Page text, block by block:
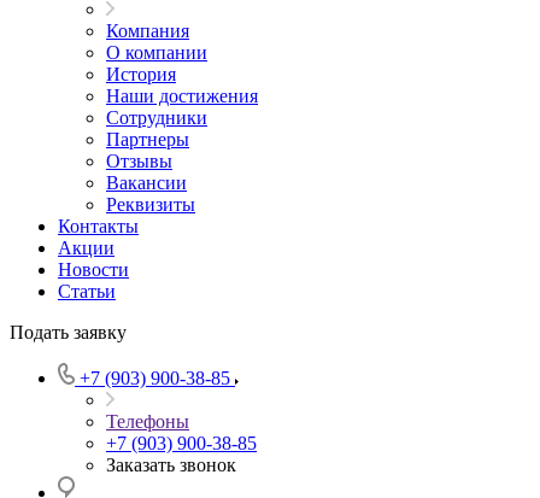
Компания
О компании
История
Наши достижения
Сотрудники
Партнеры
Отзывы
Вакансии
Реквизиты
Контакты
Акции
Новости
Статьи
Подать заявку
+7 (903) 900-38-85
Телефоны
+7 (903) 900-38-85
Заказать звонок